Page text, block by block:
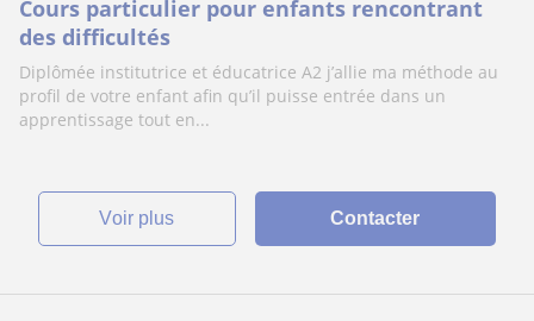
Cours particulier pour enfants rencontrant
des difficultés
Diplômée institutrice et éducatrice A2 j’allie ma méthode au
profil de votre enfant afin qu’il puisse entrée dans un
apprentissage tout en...
voir plus Contacter